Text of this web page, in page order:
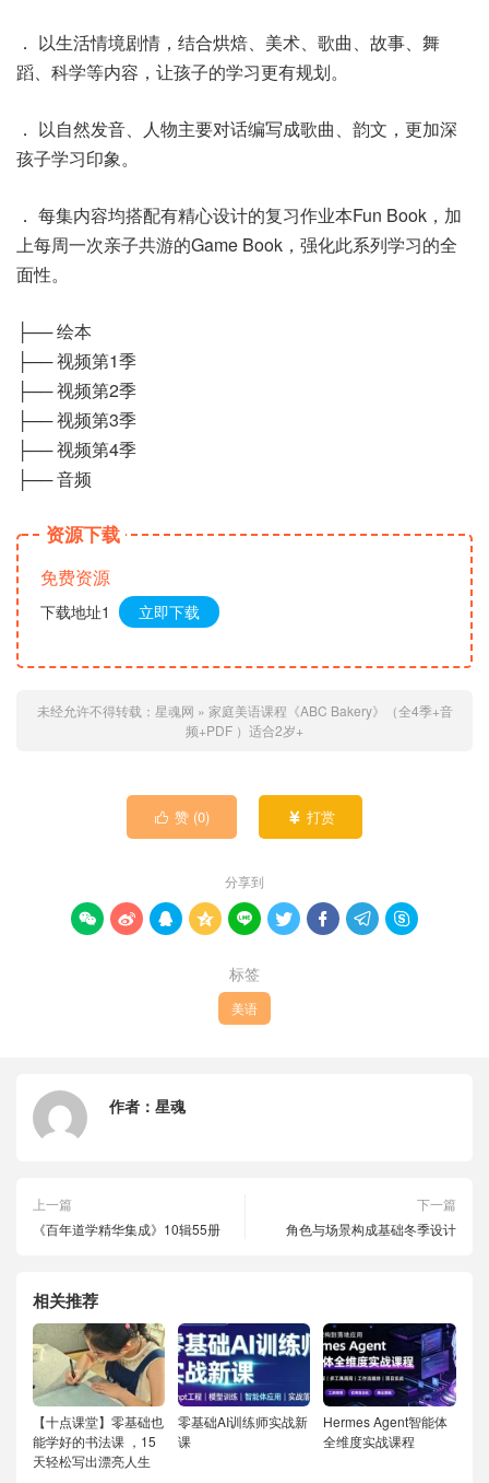
． 以生活情境剧情，结合烘焙、美术、歌曲、故事、舞
蹈、科学等内容，让孩子的学习更有规划。
． 以自然发音、人物主要对话编写成歌曲、韵文，更加深
孩子学习印象。
． 每集内容均搭配有精心设计的复习作业本Fun Book，加
上每周一次亲子共游的Game Book，强化此系列学习的全
面性。
├── 绘本
├── 视频第1季
├── 视频第2季
├── 视频第3季
├── 视频第4季
├── 音频
资源下载
免费资源
下载地址1 立即下载
未经允许不得转载： 星魂网 » 家庭美语课程《ABC Bakery》（全4季+音
频+PDF ）适合2岁+
 赞 (0)  打赏
分享到
        
标签
美语
作者： 星魂
上一篇
《百年道学精华集成》10辑55册
下一篇
角色与场景构成基础冬季设计
相关推荐
【十点课堂】零基础也
能学好的书法课 ，15
天轻松写出漂亮人生
零基础AI训练师实战新
课
Hermes Agent智能体
全维度实战课程